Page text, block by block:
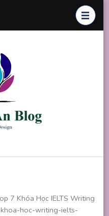
7 Khóa Học IELTS Writing
khoa-hoc-writing-ielts-